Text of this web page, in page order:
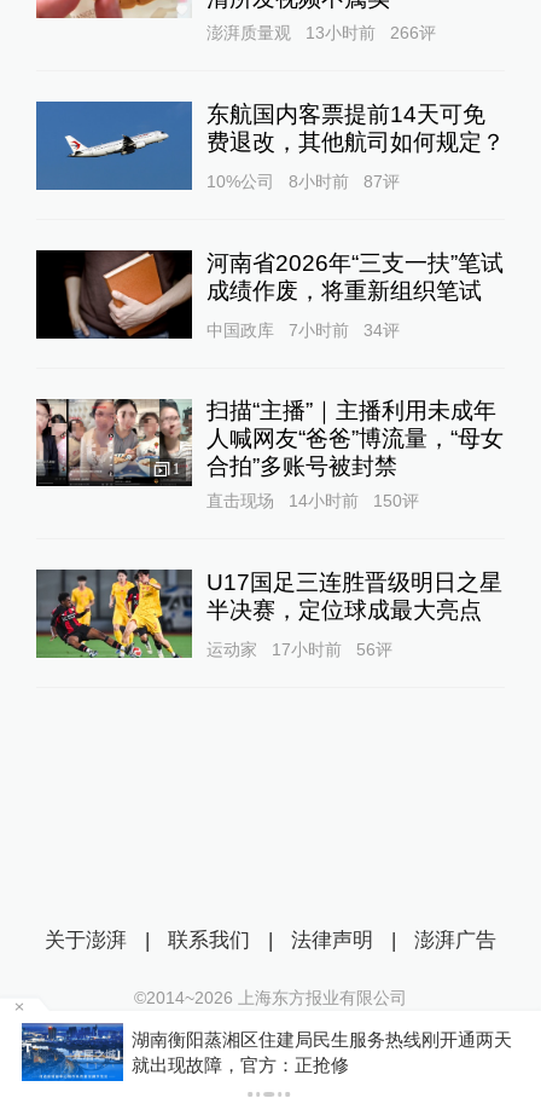
澎湃质量观 13小时前 266评
东航国内客票提前14天可免
费退改，其他航司如何规定？
10%公司 8小时前 87评
河南省2026年“三支一扶”笔试
成绩作废，将重新组织笔试
中国政库 7小时前 34评
1
扫描“主播”｜主播利用未成年
人喊网友“爸爸”博流量，“母女
合拍”多账号被封禁
直击现场 14小时前 150评
U17国足三连胜晋级明日之星
半决赛，定位球成最大亮点
运动家 17小时前 56评
湖南衡阳蒸湘区住建局民生服务热线刚开通两天
就出现故障，官方：正抢修
关于澎湃 | 联系我们 | 法律声明 | 澎湃广告
©2014~2026 上海东方报业有限公司
沪ICP证：沪B2-20170116 | 沪ICP备14003370号
互联网新闻信息服务许可证：31120170006
沪公网安备 31010602000299号